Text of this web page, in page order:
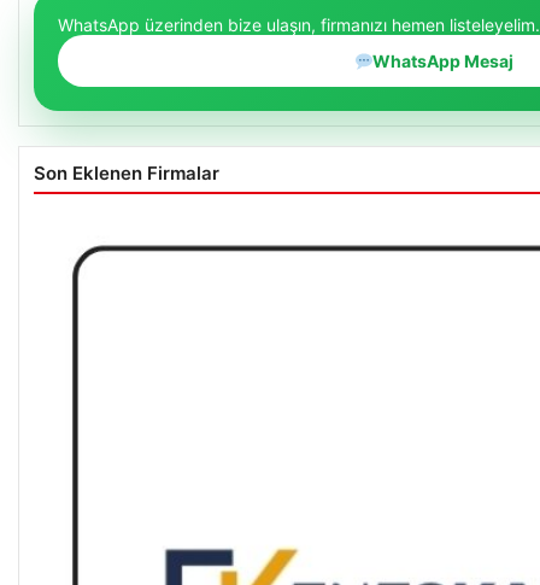
WhatsApp üzerinden bize ulaşın, firmanızı hemen listeleyelim.
WhatsApp Mesaj
Son Eklenen Firmalar